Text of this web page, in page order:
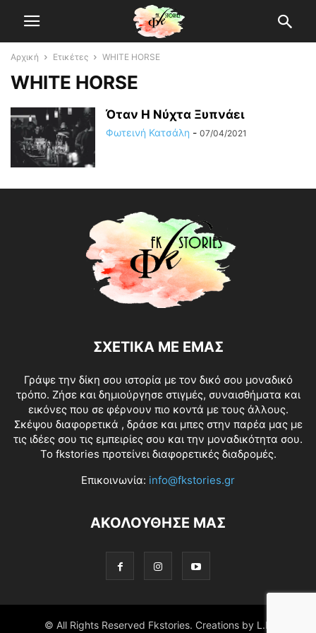
Αρχική Ετικέτες WHITE HORSE
WHITE HORSE
Όταν Η Νύχτα Ξυπνάει
Φωτεινή Κατσάλη - 07/04/2021
ΣΧΕΤΙΚΑ ΜΕ ΕΜΑΣ
Γράψε την δίκη σου ιστορία με τον δικό σου μοναδικό
τρόπο. Ζήσε και δημιούργησε στιγμές, συναισθήματα και
εικόνες που σε φέρνουν πιο κοντά με τους άλλους.
Σκέψου διαφορετικά , δράσε και μπες στην παρέα μας με
τις ιδέες σου τις εμπειρίες σου και την μοναδικότητα σου.
Το fkstories προτείνει διαφορετικές διαδρομές.
Επικοινωνία: info@fkstories.gr
ΑΚΟΛΟΥΘΗΣΕ ΜΑΣ
© All Rights Reserved Fkstories. Creations by L.K